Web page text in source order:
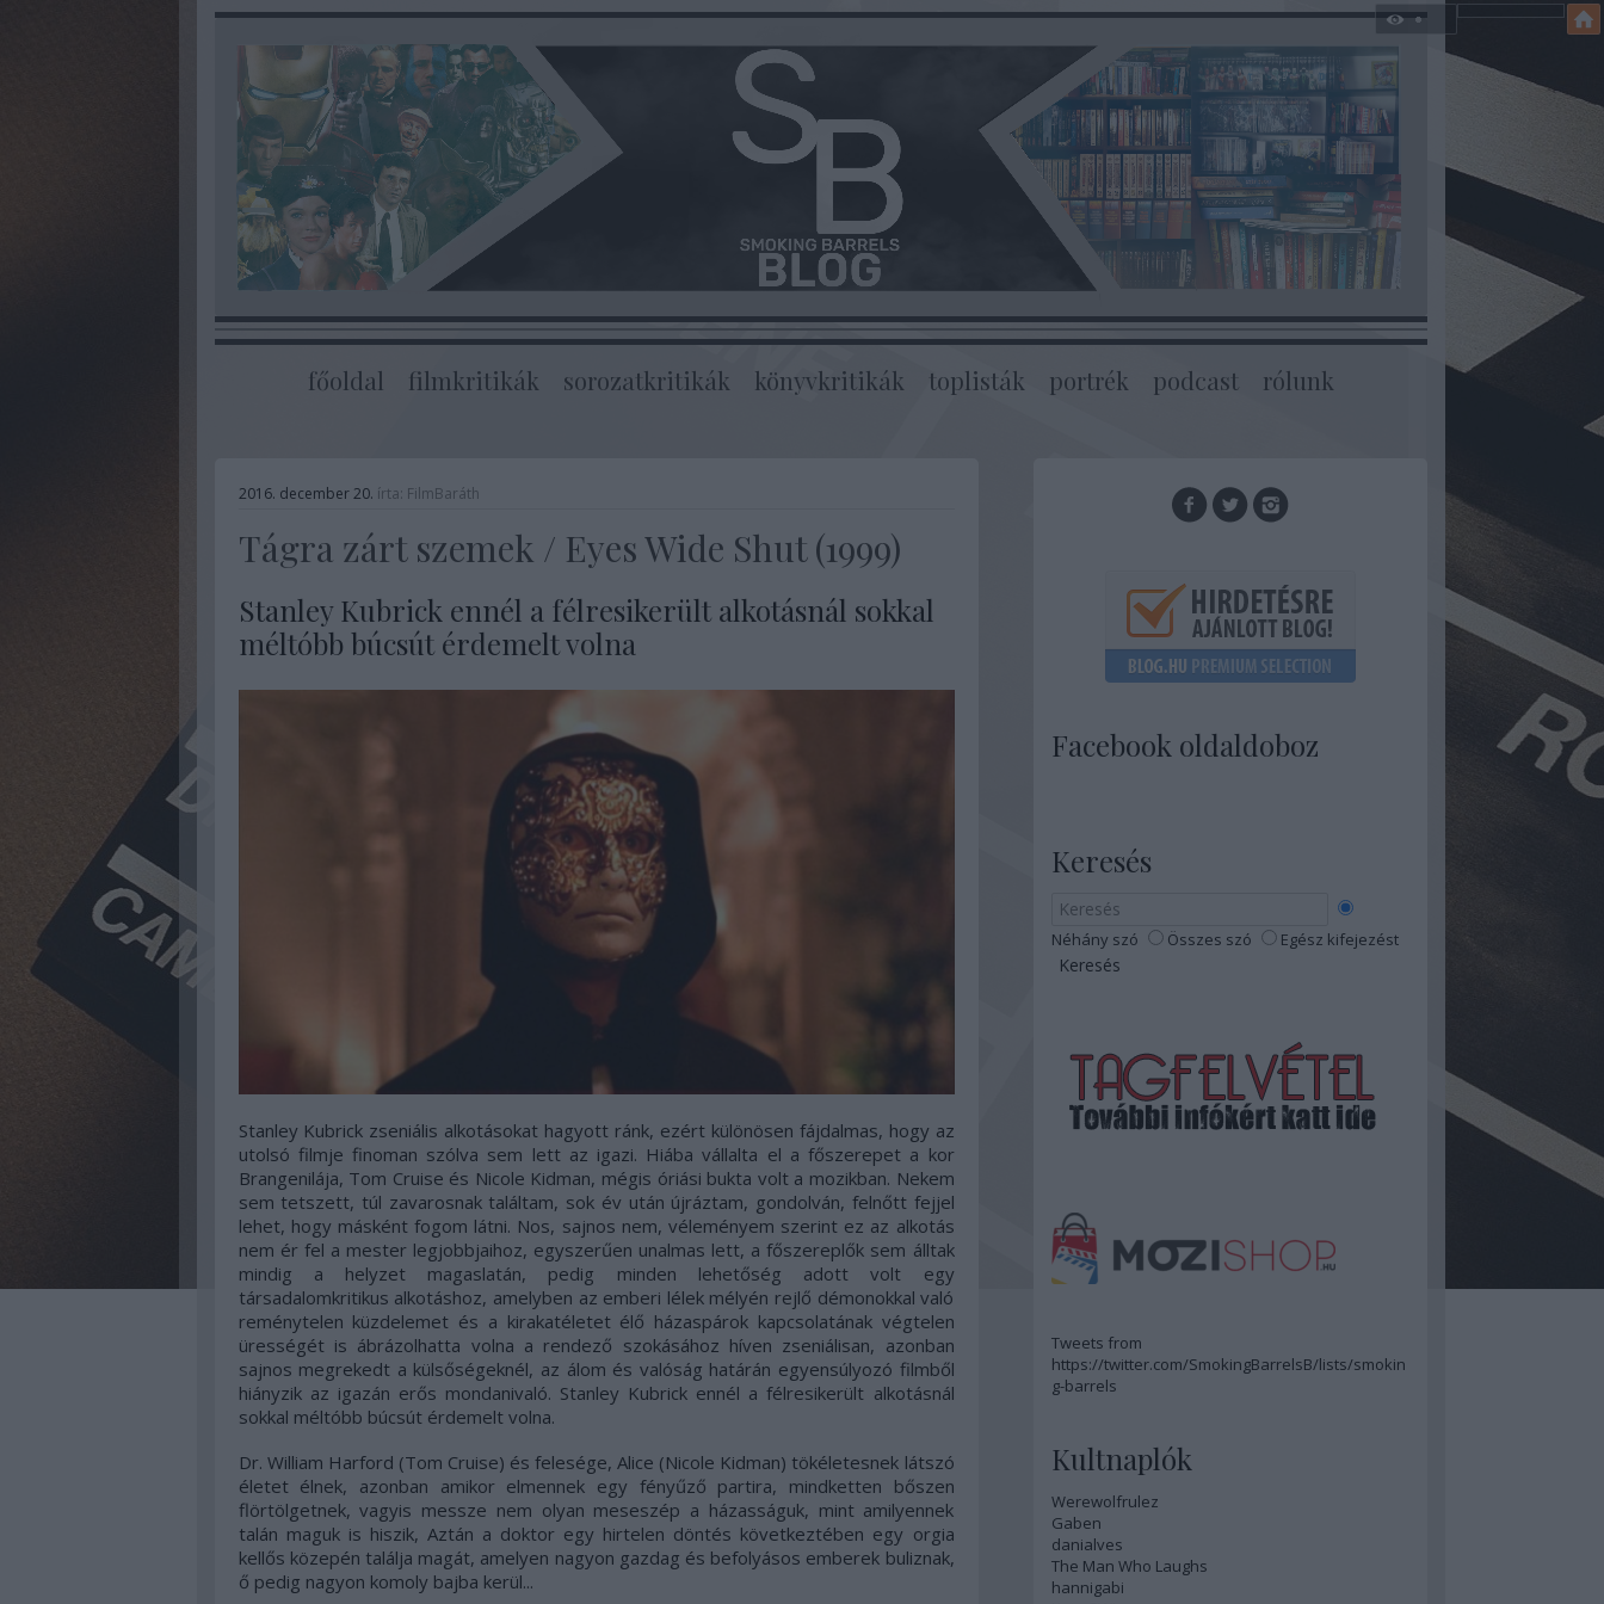
főoldal filmkritikák sorozatkritikák könyvkritikák toplisták portrék podcast rólunk
2016. december 20. írta: FilmBaráth
Tágra zárt szemek / Eyes Wide Shut (1999)
Stanley Kubrick ennél a félresikerült alkotásnál sokkal
méltóbb búcsút érdemelt volna
Stanley Kubrick zseniális alkotásokat hagyott ránk, ezért különösen fájdalmas, hogy az
utolsó filmje finoman szólva sem lett az igazi. Hiába vállalta el a főszerepet a kor
Brangenilája, Tom Cruise és Nicole Kidman, mégis óriási bukta volt a mozikban. Nekem
sem tetszett, túl zavarosnak találtam, sok év után újráztam, gondolván, felnőtt fejjel
lehet, hogy másként fogom látni. Nos, sajnos nem, véleményem szerint ez az alkotás
nem ér fel a mester legjobbjaihoz, egyszerűen unalmas lett, a főszereplők sem álltak
mindig a helyzet magaslatán, pedig minden lehetőség adott volt egy
társadalomkritikus alkotáshoz, amelyben az emberi lélek mélyén rejlő démonokkal való
reménytelen küzdelemet és a kirakatéletet élő házaspárok kapcsolatának végtelen
ürességét is ábrázolhatta volna a rendező szokásához híven zseniálisan, azonban
sajnos megrekedt a külsőségeknél, az álom és valóság határán egyensúlyozó filmből
hiányzik az igazán erős mondanivaló. Stanley Kubrick ennél a félresikerült alkotásnál
sokkal méltóbb búcsút érdemelt volna.
Dr. William Harford (Tom Cruise) és felesége, Alice (Nicole Kidman) tökéletesnek látszó
életet élnek, azonban amikor elmennek egy fényűző partira, mindketten bőszen
flörtölgetnek, vagyis messze nem olyan meseszép a házasságuk, mint amilyennek
talán maguk is hiszik, Aztán a doktor egy hirtelen döntés következtében egy orgia
kellős közepén találja magát, amelyen nagyon gazdag és befolyásos emberek buliznak,
ő pedig nagyon komoly bajba kerül...
Facebook oldaldoboz
Keresés
Néhány szó Összes szó Egész kifejezést
Tweets from
https://twitter.com/SmokingBarrelsB/lists/smokin
g-barrels
Kultnaplók
Werewolfrulez
Gaben
danialves
The Man Who Laughs
hannigabi